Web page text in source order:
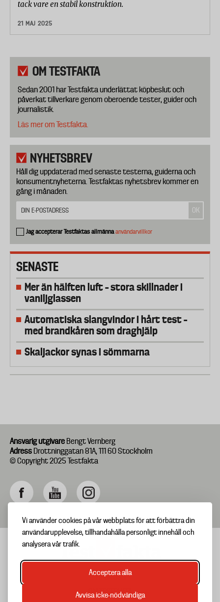
Vi använder cookies på vår webbplats för att förbättra din
användarupplevelse, tillhandahålla personligt innehåll och
analysera vår trafik.
Acceptera alla
Avvisa icke-nödvändiga
tack vare en stabil konstruktion.
21 MAJ 2025
OM TESTFAKTA
Sedan 2001 har Testfakta underlättat köpbeslut och
påverkat tillverkare genom oberoende tester, guider och
journalistik.
Läs mer om Testfakta.
NYHETSBREV
Håll dig uppdaterad med senaste testerna, guiderna och
konsumentnyheterna. Testfaktas nyhetsbrev kommer en
gång i månaden.
Jag accepterar Testfaktas allmännaanvändarvillkor
SENASTE
Mer än hälften luft – stora skillnader i
vaniljglassen
Automatiska slangvindor i hårt test –
med brandkåren som draghjälp
Skaljackor synas i sömmarna
Ansvarig utgivare Bengt Vernberg
Adress Drottninggatan 81A, 111 60 Stockholm
© Copyright 2025 Testfakta
Footer
TIPSA OSS
OM TESTFAKTA